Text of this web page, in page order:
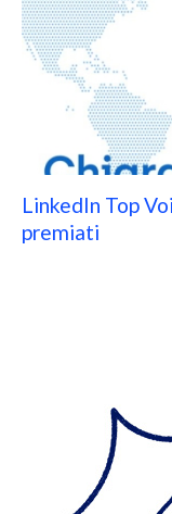
LinkedIn Top
premiati